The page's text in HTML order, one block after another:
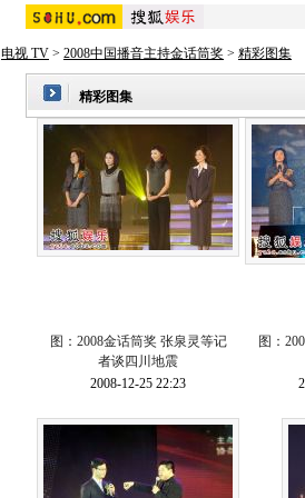
电视 TV > 2008中国播音主持金话筒奖 > 精彩图集
精彩图集
图：2008金话筒奖 张泉灵等记
者谈四川地震
2008-12-25 22:23
图：